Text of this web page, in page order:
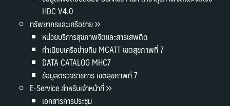
HDC V4.0
ทรัพยากรและเครือข่าย
หน่วยบริการสุขภาพจิตและสารเสพติด
ทำเนียบเครือข่ายทีม MCATT เขตสุขภาพที่ 7
DATA CATALOG MHC7
ข้อมูลตรวจราชการ เขตสุขภาพที่ 7
E-Service สำหรับเจ้าหน้าที่
เอกสารการประชุม